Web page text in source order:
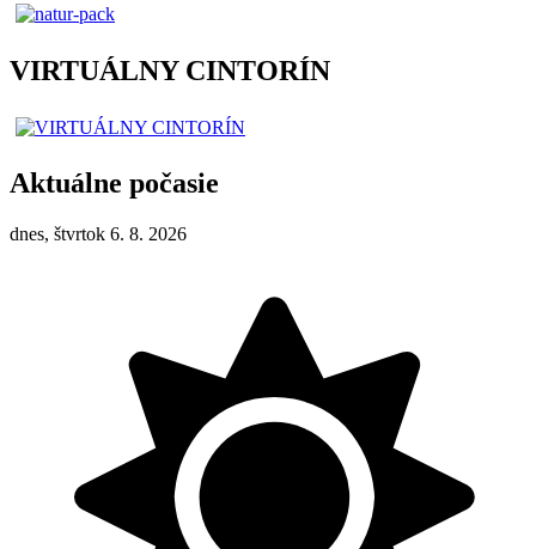
VIRTUÁLNY CINTORÍN
Aktuálne počasie
dnes, štvrtok 6. 8. 2026